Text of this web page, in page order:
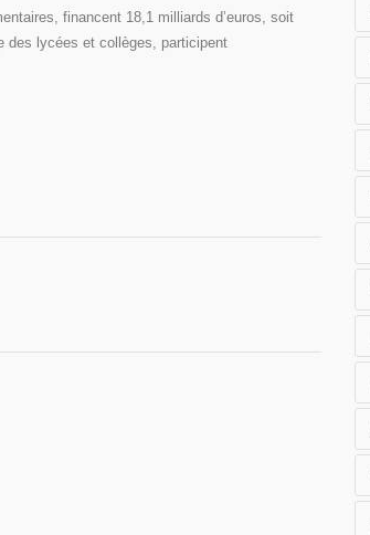
financent 18,1 milliards d’euros, soit
des lycées et collèges, participent